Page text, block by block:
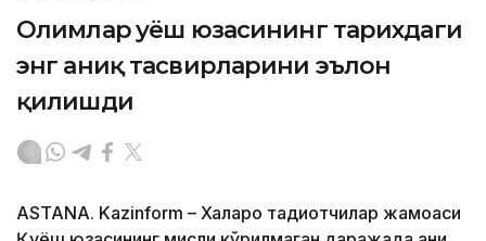
Олимлар Қуёш юзасининг тарихдаги
энг аниқ тасвирларини эълон
қилишди
ASTANА. Kazinform – Халқаро тадқиқотчилар жамоаси